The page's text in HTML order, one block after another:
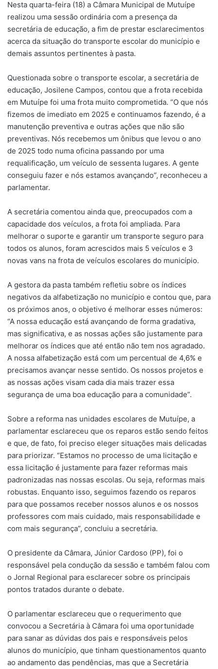
Nesta quarta-feira (18) a Câmara Municipal de Mutuípe
realizou uma sessão ordinária com a presença da
secretária de educação, a fim de prestar esclarecimentos
acerca da situação do transporte escolar do município e
demais assuntos pertinentes à pasta.
Questionada sobre o transporte escolar, a secretária de
educação, Josilene Campos, contou que a frota recebida
em Mutuípe foi uma frota muito comprometida. “O que nós
fizemos de imediato em 2025 e continuamos fazendo, é a
manutenção preventiva e outras ações que não são
preventivas. Nós recebemos um ônibus que levou o ano
de 2025 todo numa oficina passando por uma
requalificação, um veículo de sessenta lugares. A gente
conseguiu fazer e nós estamos avançando”, reconheceu a
parlamentar.
A secretária comentou ainda que, preocupados com a
capacidade dos veículos, a frota foi ampliada. Para
melhorar o suporte e garantir um transporte seguro para
todos os alunos, foram acrescidos mais 5 veículos e 3
novas vans na frota de veículos escolares do município.
A gestora da pasta também refletiu sobre os índices
negativos da alfabetização no município e contou que, para
os próximos anos, o objetivo é melhorar esses números:
“A nossa educação está avançando de forma gradativa,
mas significativa, e as nossas ações são justamente para
melhorar os índices que até então não tem nos agradado.
A nossa alfabetização está com um percentual de 4,6% e
precisamos avançar nesse sentido. Os nossos projetos e
as nossas ações visam cada dia mais trazer essa
segurança de uma boa educação para a comunidade”.
Sobre a reforma nas unidades escolares de Mutuípe, a
parlamentar esclareceu que os reparos estão sendo feitos
e que, de fato, foi preciso eleger situações mais delicadas
para priorizar. “Estamos no processo de uma licitação e
essa licitação é justamente para fazer reformas mais
padronizadas nas nossas escolas. Ou seja, reformas mais
robustas. Enquanto isso, seguimos fazendo os reparos
para que possamos receber nossos alunos e os nossos
professores com mais cuidado, mais responsabilidade e
com mais segurança”, concluiu a secretária.
O presidente da Câmara, Júnior Cardoso (PP), foi o
responsável pela condução da sessão e também falou com
o Jornal Regional para esclarecer sobre os principais
pontos tratados durante o debate.
O parlamentar esclareceu que o requerimento que
convocou a Secretária à Câmara foi uma oportunidade
para sanar as dúvidas dos pais e responsáveis pelos
alunos do município, que tinham questionamentos quanto
ao andamento das pendências, mas que a Secretária